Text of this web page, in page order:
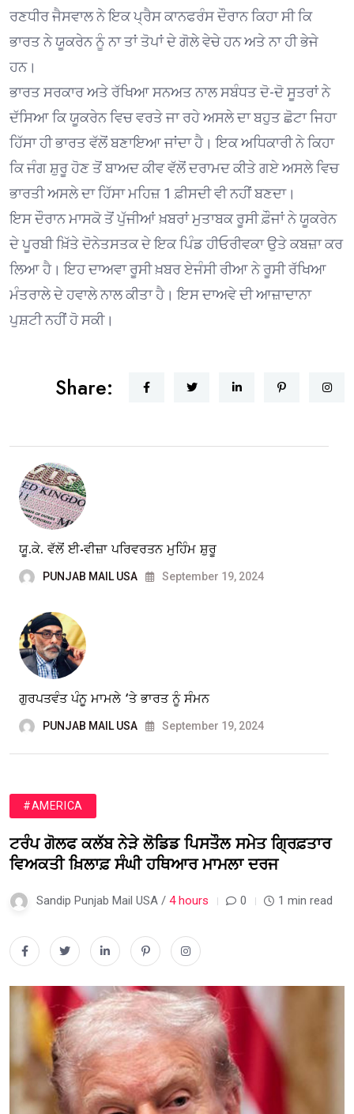
ਰਣਧੀਰ ਜੈਸਵਾਲ ਨੇ ਇਕ ਪ੍ਰੈਸ ਕਾਨਫਰੰਸ ਦੌਰਾਨ ਕਿਹਾ ਸੀ ਕਿ
ਭਾਰਤ ਨੇ ਯੂਕਰੇਨ ਨੂੰ ਨਾ ਤਾਂ ਤੋਪਾਂ ਦੇ ਗੋਲੇ ਵੇਚੇ ਹਨ ਅਤੇ ਨਾ ਹੀ ਭੇਜੇ
ਹਨ।
ਭਾਰਤ ਸਰਕਾਰ ਅਤੇ ਰੱਖਿਆ ਸਨਅਤ ਨਾਲ ਸਬੰਧਤ ਦੋ-ਦੋ ਸੂਤਰਾਂ ਨੇ
ਦੱਸਿਆ ਕਿ ਯੂਕਰੇਨ ਵਿਚ ਵਰਤੇ ਜਾ ਰਹੇ ਅਸਲੇ ਦਾ ਬਹੁਤ ਛੋਟਾ ਜਿਹਾ
ਹਿੱਸਾ ਹੀ ਭਾਰਤ ਵੱਲੋਂ ਬਣਾਇਆ ਜਾਂਦਾ ਹੈ। ਇਕ ਅਧਿਕਾਰੀ ਨੇ ਕਿਹਾ
ਕਿ ਜੰਗ ਸ਼ੁਰੂ ਹੋਣ ਤੋਂ ਬਾਅਦ ਕੀਵ ਵੱਲੋਂ ਦਰਾਮਦ ਕੀਤੇ ਗਏ ਅਸਲੇ ਵਿਚ
ਭਾਰਤੀ ਅਸਲੇ ਦਾ ਹਿੱਸਾ ਮਹਿਜ਼ 1 ਫ਼ੀਸਦੀ ਵੀ ਨਹੀਂ ਬਣਦਾ।
ਇਸ ਦੌਰਾਨ ਮਾਸਕੋ ਤੋਂ ਪੁੱਜੀਆਂ ਖ਼ਬਰਾਂ ਮੁਤਾਬਕ ਰੂਸੀ ਫ਼ੌਜਾਂ ਨੇ ਯੂਕਰੇਨ
ਦੇ ਪੂਰਬੀ ਖ਼ਿੱਤੇ ਦੋਨੇਤਸਤਕ ਦੇ ਇਕ ਪਿੰਡ ਹੀਓਰੀਵਕਾ ਉਤੇ ਕਬਜ਼ਾ ਕਰ
ਲਿਆ ਹੈ। ਇਹ ਦਾਅਵਾ ਰੂਸੀ ਖ਼ਬਰ ਏਜੰਸੀ ਰੀਆ ਨੇ ਰੂਸੀ ਰੱਖਿਆ
ਮੰਤਰਾਲੇ ਦੇ ਹਵਾਲੇ ਨਾਲ ਕੀਤਾ ਹੈ। ਇਸ ਦਾਅਵੇ ਦੀ ਆਜ਼ਾਦਾਨਾ
ਪੁਸ਼ਟੀ ਨਹੀਂ ਹੋ ਸਕੀ।
Share:
ਯੂ.ਕੇ. ਵੱਲੋਂ ਈ-ਵੀਜ਼ਾ ਪਰਿਵਰਤਨ ਮੁਹਿੰਮ ਸ਼ੁਰੂ
PUNJAB MAIL USA September 19, 2024
ਗੁਰਪਤਵੰਤ ਪੰਨੂ ਮਾਮਲੇ ‘ਤੇ ਭਾਰਤ ਨੂੰ ਸੰਮਨ
PUNJAB MAIL USA September 19, 2024
#AMERICA
ਟਰੰਪ ਗੋਲਫ ਕਲੱਬ ਨੇੜੇ ਲੋਡਿਡ ਪਿਸਤੌਲ ਸਮੇਤ ਗ੍ਰਿਫ਼ਤਾਰ
ਵਿਅਕਤੀ ਖ਼ਿਲਾਫ਼ ਸੰਘੀ ਹਥਿਆਰ ਮਾਮਲਾ ਦਰਜ
Sandip Punjab Mail USA / 4 hours 0 1 min read